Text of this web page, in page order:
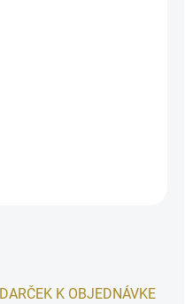
DARČEK K OBJEDNÁVKE